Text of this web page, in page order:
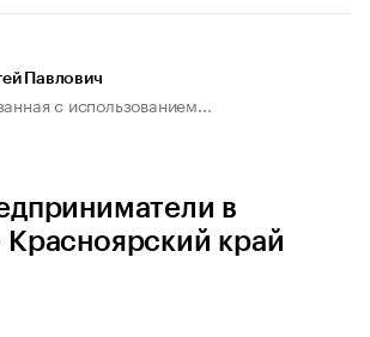
Павлович
с использованием...
в
край